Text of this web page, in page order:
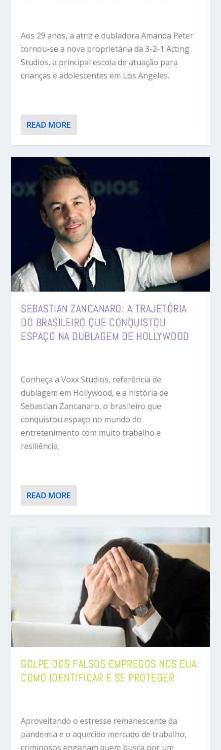
Aos 29 anos, a atriz e dubladora Amanda Peter
tornou-se a nova proprietária da 3-2-1 Acting
Studios, a principal escola de atuação para
crianças e adolescentes em Los Angeles.
READ MORE
SEBASTIAN ZANCANARO: A TRAJETÓRIA
DO BRASILEIRO QUE CONQUISTOU
ESPAÇO NA DUBLAGEM DE HOLLYWOOD
Conheça a Voxx Studios, referência de
dublagem em Hollywood, e a história de
Sebastian Zancanaro, o brasileiro que
conquistou espaço no mundo do
entretenimento com muito trabalho e
resiliência.
READ MORE
GOLPE DOS FALSOS EMPREGOS NOS EUA:
COMO IDENTIFICAR E SE PROTEGER
Aproveitando o estresse remanescente da
pandemia e o aquecido mercado de trabalho,
criminosos enganam quem busca por um